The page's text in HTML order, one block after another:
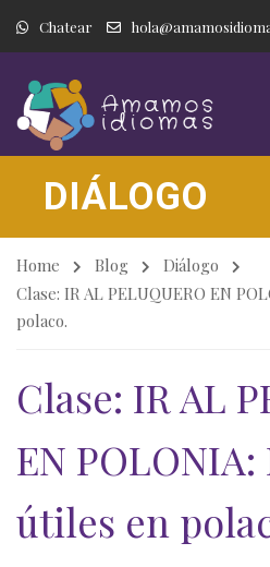
Chatear
DIÁLOGO
Home Blog
Diálogo
Clase: IR AL PELUQUERO EN
polaco.
Clase: IR AL
EN POLONIA:
útiles en